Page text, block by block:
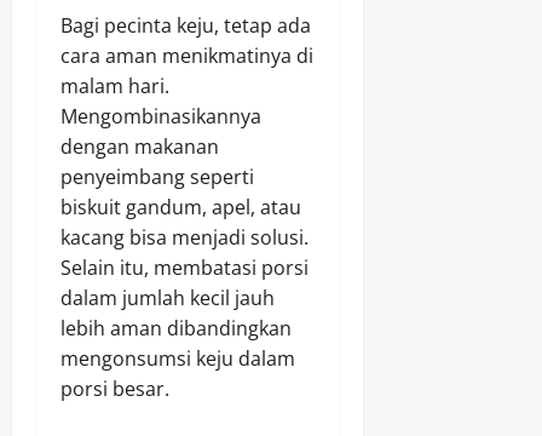
Bagi pecinta keju, tetap ada
cara aman menikmatinya di
malam hari.
Mengombinasikannya
dengan makanan
penyeimbang seperti
biskuit gandum, apel, atau
kacang bisa menjadi solusi.
Selain itu, membatasi porsi
dalam jumlah kecil jauh
lebih aman dibandingkan
mengonsumsi keju dalam
porsi besar.